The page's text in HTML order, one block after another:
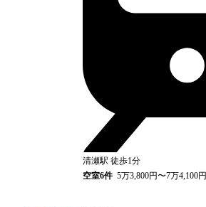
清瀬駅 徒歩1分
空室6件 5万3,800円〜7万4,100円